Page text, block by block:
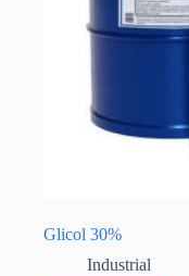
Glicol 30%
Industrial